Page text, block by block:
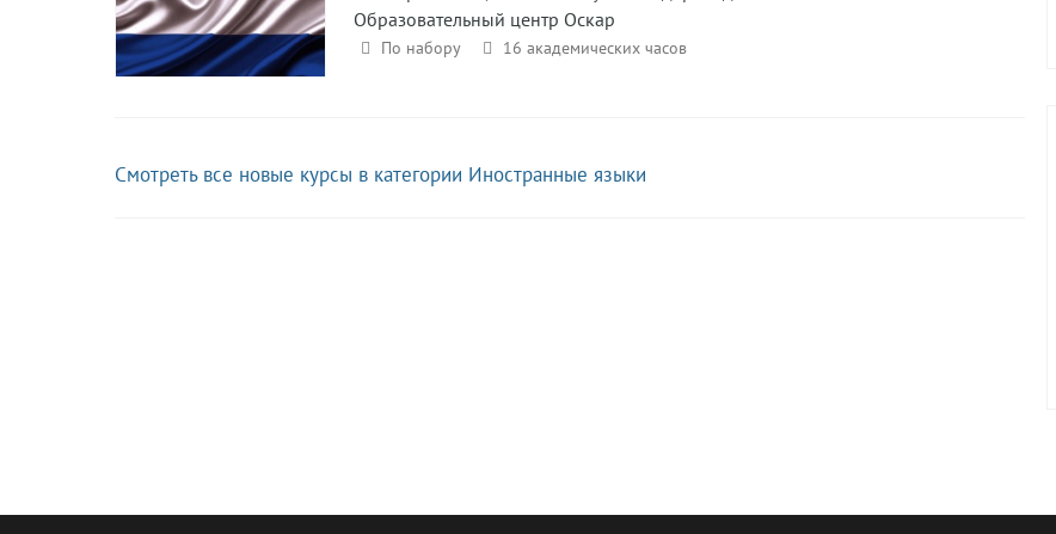
Образовательный центр Оскар
По набору 16 академических часов
Смотреть все новые курсы в категории Иностранные языки